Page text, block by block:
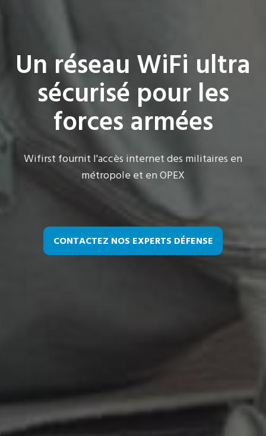
Un réseau WiFi ultra
sécurisé pour les
forces armées
Wifirst fournit l'accès internet des militaires en
métropole et en OPEX
CONTACTEZ NOS EXPERTS DÉFENSE